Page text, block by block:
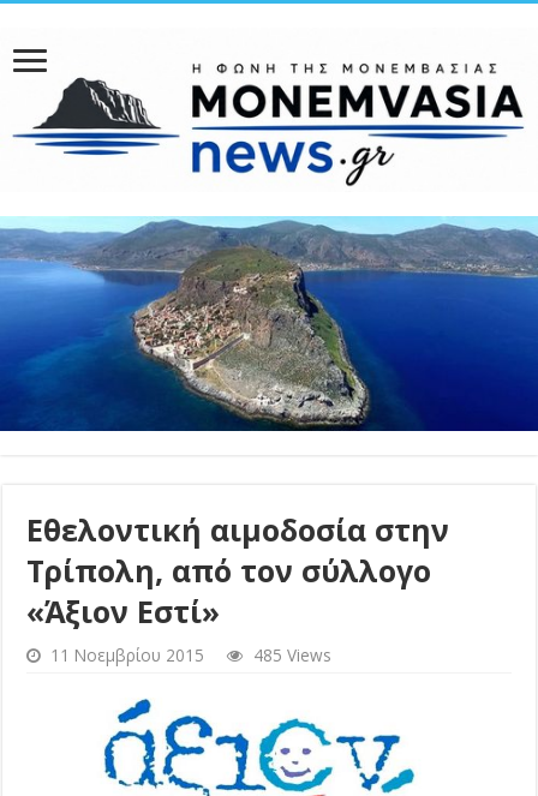
Εθελοντική αιμοδοσία στην
Τρίπολη, από τον σύλλογο
«Άξιον Εστί»
11 Νοεμβρίου 2015 485 Views